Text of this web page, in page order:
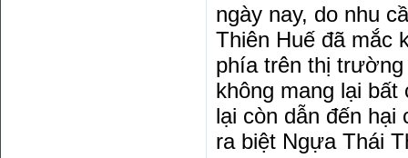
ngày nay, do nhu
Thiên Huế đã mắc
phía trên thị trường
không mang lại
lại còn dẫn đến
ra biệt Ngựa Thái